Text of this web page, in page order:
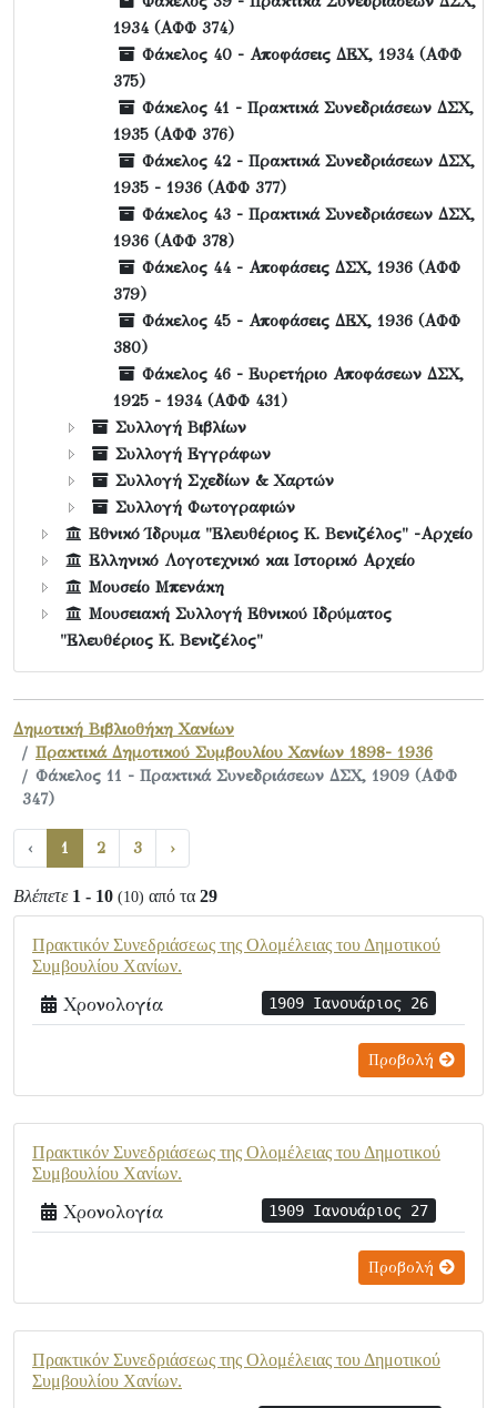
1934 (ΑΦΦ 374)
Φάκελος 40 - Αποφάσεις ΔΕΧ, 1934 (ΑΦΦ
375)
Φάκελος 41 - Πρακτικά Συνεδριάσεων ΔΣΧ,
1935 (ΑΦΦ 376)
Φάκελος 42 - Πρακτικά Συνεδριάσεων ΔΣΧ,
1935 - 1936 (ΑΦΦ 377)
Φάκελος 43 - Πρακτικά Συνεδριάσεων ΔΣΧ,
1936 (ΑΦΦ 378)
Φάκελος 44 - Αποφάσεις ΔΣΧ, 1936 (ΑΦΦ
379)
Φάκελος 45 - Αποφάσεις ΔΕΧ, 1936 (ΑΦΦ
380)
Φάκελος 46 - Ευρετήριο Αποφάσεων ΔΣΧ,
1925 - 1934 (ΑΦΦ 431)
Συλλογή Βιβλίων
Συλλογή Εγγράφων
Συλλογή Σχεδίων & Χαρτών
Συλλογή Φωτογραφιών
Εθνικό Ίδρυμα "Ελευθέριος Κ. Βενιζέλος" -Αρχείο
Ελληνικό Λογοτεχνικό και Ιστορικό Αρχείο
Μουσείο Μπενάκη
Μουσειακή Συλλογή Εθνικού Ιδρύματος
"Ελευθέριος Κ. Βενιζέλος"
Δημοτική Βιβλιοθήκη Χανίων
Πρακτικά Δημοτικού Συμβουλίου Χανίων 1898- 1936
Φάκελος 11 - Πρακτικά Συνεδριάσεων ΔΣΧ, 1909 (ΑΦΦ
347)
‹ 1 2 3 ›
Βλέπετε 1 - 10 (10) από τα 29
Πρακτικόν Συνεδριάσεως της Ολομέλειας του Δημοτικού
Συμβουλίου Χανίων.
Χρονολογία 1909 Ιανουάριος 26
Προβολή
Πρακτικόν Συνεδριάσεως της Ολομέλειας του Δημοτικού
Συμβουλίου Χανίων.
Χρονολογία 1909 Ιανουάριος 27
Προβολή
Πρακτικόν Συνεδριάσεως της Ολομέλειας του Δημοτικού
Συμβουλίου Χανίων.